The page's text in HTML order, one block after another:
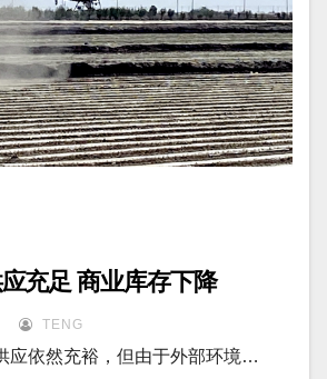
充足 商业库存下降
TENG
应依然充裕，但由于外部环境…